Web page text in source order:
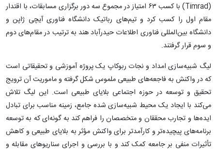
(Timrad) با کسب ۶۳ امتیاز در مجموع سه دور برگزاری مسابقات، با اقتدار
مقام اول را کسب کرد و تیم‌های رباتیک دانشگاه فناوری آیچی ژاپن و
دانشگاه بین‌المللی فناوری اطلاعات حیدرآباد هند به ترتیب در مقام‌های دوم
و سوم قرار گرفتند.
لیگ شبیه‌سازی امداد و نجات ربوکاپ یک پروژه آموزشی و تحقیقاتی است
که در واکنش به فاجعه‌های طبیعی ملموس شکل گرفته و ماموریت آن ترویج
تحقیق و توسعه در حوزه اجتماعی بلایای طبیعی است. این لیگ تلاش
می‌کند با ایجاد یک محیط شبیه‌سازی شده جامع، زمینه مناسب برای تبادل
ایده‌ها و تجارب محققان و متخصصان را فراهم کند به گونه‌ای که به توسعه
برنامه‌های پیچیده‌تر و کارآمدتر برای واکنش مؤثر به بلایای طبیعی و کاهش
تأثیرات منفی بر جامعه کمک کند و با بررسی و اجرای سناریوهای مقابله و